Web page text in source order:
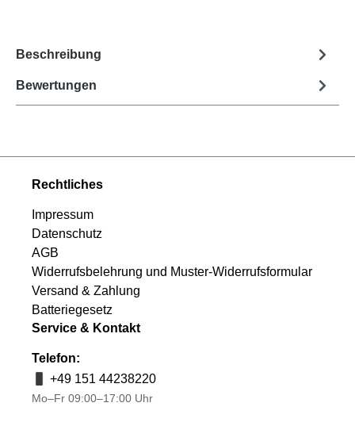
Beschreibung
Bewertungen
Rechtliches
Impressum
Datenschutz
AGB
Widerrufsbelehrung und Muster-Widerrufsformular
Versand & Zahlung
Batteriegesetz
Service & Kontakt
Telefon:
+49 151 44238220
Mo–Fr 09:00–17:00 Uhr